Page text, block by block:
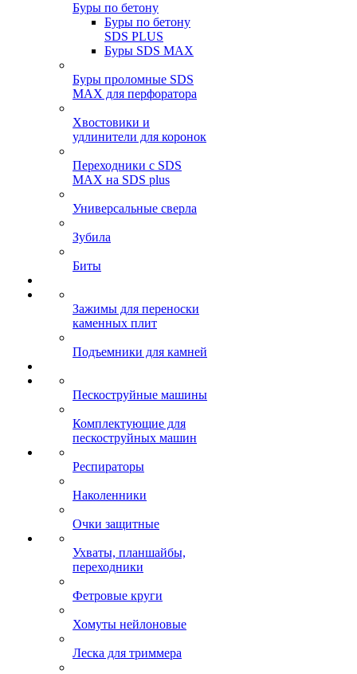
Буры по бетону
Буры по бетону
SDS PLUS
Буры SDS MAX
Буры проломные SDS
MAX для перфоратора
Хвостовики и
удлинители для коронок
Переходники с SDS
MAX на SDS plus
Универсальные сверла
Зубила
Биты
Зажимы для переноски
каменных плит
Подъемники для камней
Пескоструйные машины
Комплектующие для
пескоструйных машин
Респираторы
Наколенники
Очки защитные
Ухваты, планшайбы,
переходники
Фетровые круги
Хомуты нейлоновые
Леска для триммера